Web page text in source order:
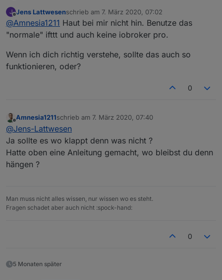
Vielleicht Hilft das ganze ja anderen ein bisschen.
kostet.
Was die Cloud an geht ja eine Pro Version und
eine Normale freie. Man kann aber wie oben bei
@ salmibeschrieben das ganze auch so machen.
J
Offline
Jens Lattwesenschrieb am 7. März 2020, 07:02
zuletzt editiert von
@Amnesia1211 Haut bei mir nicht hin. Benutze das
"normale" ifttt und auch keine iobroker pro.
Wenn ich dich richtig verstehe, sollte das auch so
funktionieren, oder?
0
Offline
Amnesia1211schrieb am 7. März 2020, 07:40
zuletzt editiert von
@Jens-Lattwesen
Ja sollte es wo klappt denn was nicht ?
Hatte oben eine Anleitung gemacht, wo bleibst du denn
hängen ?
Man muss nicht alles wissen, nur wissen wo es steht.
Fragen schadet aber auch nicht :spock-hand:
0
5 Monaten später